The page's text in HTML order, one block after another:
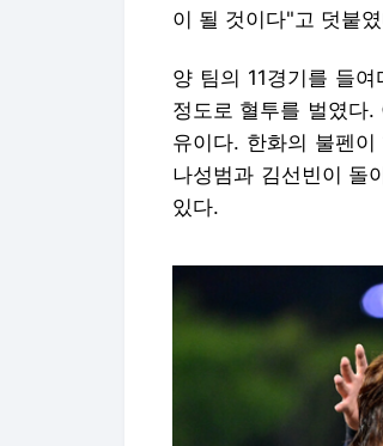
이 될 것이다"고 덧붙
양 팀의 11경기를 들
정도로 혈투를 벌였다
유이다. 한화의 불펜
나성범과 김선빈이 돌
있다.